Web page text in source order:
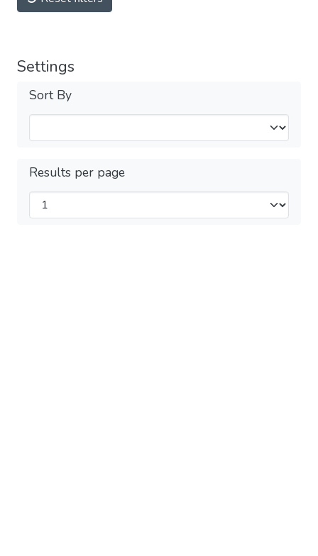
Settings
Sort By
Results per page